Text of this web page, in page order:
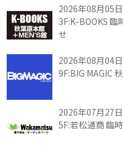
2026年08月05日
3F:K-BOOKS
せ
2026年08月04日
9F:BIG MAGIC
2026年07月27日
5F:若松通商 臨